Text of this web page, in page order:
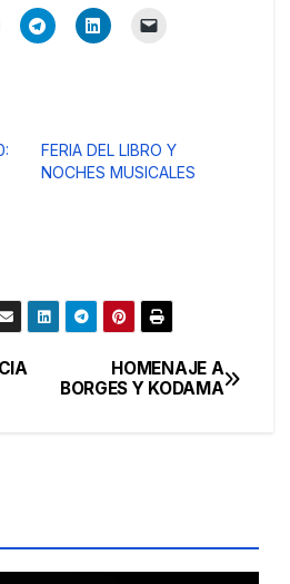
FERIA DEL LIBRO Y
NOCHES MUSICALES
HOMENAJE A
BORGES Y KODAMA